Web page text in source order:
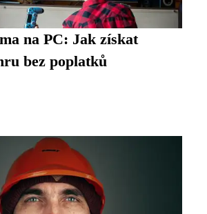
na PC: Jak získat
bez poplatků